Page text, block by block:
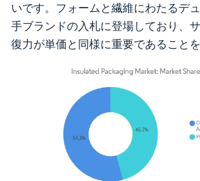
いです。フォームと繊維にわたるデ
手ブランドの入札に登場しており、
復力が単価と同様に重要であることを